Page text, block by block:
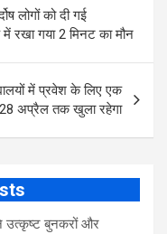
लोगों को दी गई
रखा गया 2 मिनट का मौन
में प्रवेश के लिए एक
अप्रैल तक खुला रहेगा
ने उत्कृष्ट बुनकरों और